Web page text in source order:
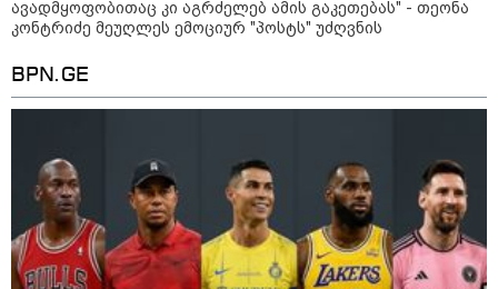
ავადმყოფობითაც კი აგრძელებ ამის გაკეთებას" - თეონა
კონტრიძე მეუღლეს ემოციურ "პოსტს" უძღვნის
BPN.GE